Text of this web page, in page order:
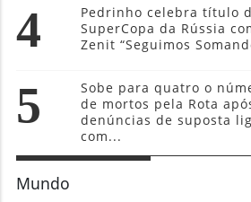
4
Pedrinho celebra título
SuperCopa da Rússia
Zenit “Seguimos
5
Sobe para quatro o
de mortos pela Rota
denúncias de suposta
com...
Mundo